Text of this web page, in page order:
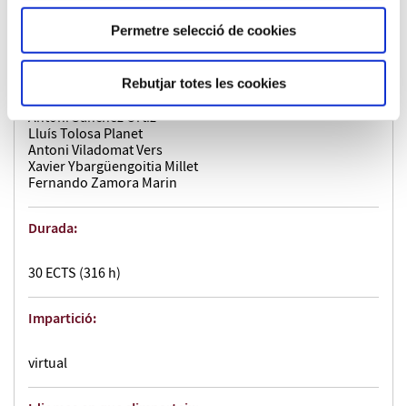
Permetre selecció de cookies
Rebutjar totes les cookies
M. Assumpta Mateos Fernández
Montserrat Mestres Solé
Montserrat Nadal Roquet-Jalmar
Jordi Rojas Donada
Nicolas André Louis Rozes
Antoni Sánchez Ortiz
Lluís Tolosa Planet
Antoni Viladomat Vers
Xavier Ybargüengoitia Millet
Fernando Zamora Marin
Durada:
30 ECTS (316 h)
Impartició:
virtual